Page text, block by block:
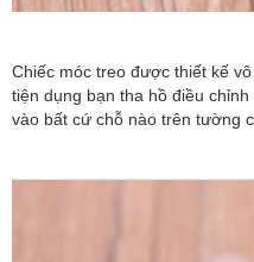
Chiếc móc treo được thiết kế
tiện dụng bạn tha hồ điều
vào bất cứ chỗ nào trên tường